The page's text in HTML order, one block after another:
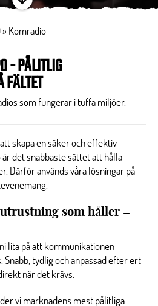
» Komradio
- PÅLITLIG
FÄLTET
som fungerar i tuffa miljöer.
att skapa en säker och effektiv
det snabbaste sättet att hålla
Därför används våra lösningar på
som håller –
lita på att kommunikationen
Snabb, tydlig och anpassad efter ert
när det krävs.
vi marknadens mest pålitliga